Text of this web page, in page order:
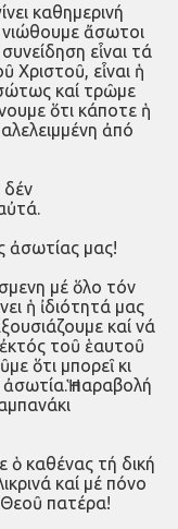
καθημερινή
ἄσωτοι
εἶναι τά
Χριστοῦ, εἶναι ἡ
καί τρῶμε
ὅτι κάποτε ἡ
ἀπό
δέν
ἀσωτίας μας!
μέ ὅλο τόν
ἡ ἰδιότητά μας
καί νά
τοῦ ἑαυτοῦ
ὅτι μπορεῖ κι
παραβολή
καθένας τή δική
καί μέ πόνο
Θεοῦ πατέρα!